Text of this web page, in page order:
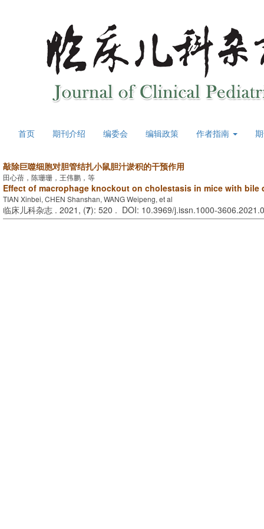
首页 期刊介绍 编委会 编辑政策 作者指南
敲除巨噬细胞对胆管结扎小鼠胆汁淤积的干预作用
田心蓓，陈珊珊，王伟鹏，等
Effect of macrophage knockout on cholestasis in mice with bile
TIAN Xinbei, CHEN Shanshan, WANG Weipeng, et al
临床儿科杂志 . 2021, (7): 520 . DOI: 10.3969/j.issn.1000-